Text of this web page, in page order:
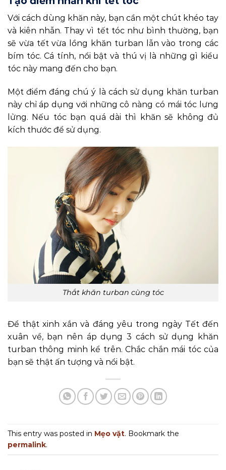
Với cách dùng khăn này, bạn cần một chút khéo tay
và kiên nhẫn. Thay vì tết tóc như bình thường, bạn
sẽ vừa tết vừa lồng khăn turban lẫn vào trong các
bím tóc. Cá tính, nổi bật và thú vị là những gì kiểu
tóc này mang đến cho bạn.
Một điểm đáng chú ý là cách sử dụng khăn turban
này chỉ áp dụng với những cô nàng có mái tóc lưng
lửng. Nếu tóc bạn quá dài thì khăn sẽ không đủ
kích thước để sử dụng.
Thắt khăn turban cùng tóc
Để thật xinh xắn và đáng yêu trong ngày Tết đến
xuân về, bạn nên áp dụng 3 cách sử dụng khăn
turban thông minh kể trên. Chắc chắn mái tóc của
bạn sẽ thật ấn tượng và nổi bật.
This entry was posted in Mẹo vặt. Bookmark the
permalink.